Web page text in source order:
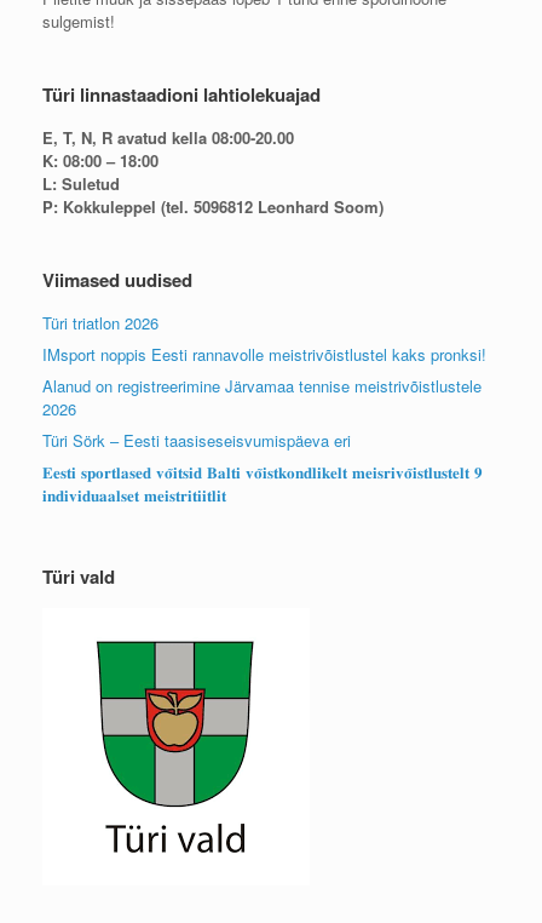
sulgemist!
Türi linnastaadioni lahtiolekuajad
E, T, N, R avatud kella 08:00-20.00
K: 08:00 – 18:00
L: Suletud
P: Kokkuleppel (tel. 5096812 Leonhard Soom)
Viimased uudised
Türi triatlon 2026
IMsport noppis Eesti rannavolle meistrivõistlustel kaks pronksi!
Alanud on registreerimine Järvamaa tennise meistrivõistlustele
2026
Türi Sörk – Eesti taasiseseisvumispäeva eri
𝐄𝐞𝐬𝐭𝐢 𝐬𝐩𝐨𝐫𝐭𝐥𝐚𝐬𝐞𝐝 𝐯𝐨̃𝐢𝐭𝐬𝐢𝐝 𝐁𝐚𝐥𝐭𝐢 𝐯𝐨̃𝐢𝐬𝐭𝐤𝐨𝐧𝐝𝐥𝐢𝐤𝐞𝐥𝐭 𝐦𝐞𝐢𝐬𝐫𝐢𝐯𝐨̃𝐢𝐬𝐭𝐥𝐮𝐬𝐭𝐞𝐥𝐭 𝟗
𝐢𝐧𝐝𝐢𝐯𝐢𝐝𝐮𝐚𝐚𝐥𝐬𝐞𝐭 𝐦𝐞𝐢𝐬𝐭𝐫𝐢𝐭𝐢𝐢𝐭𝐥𝐢𝐭
Türi vald